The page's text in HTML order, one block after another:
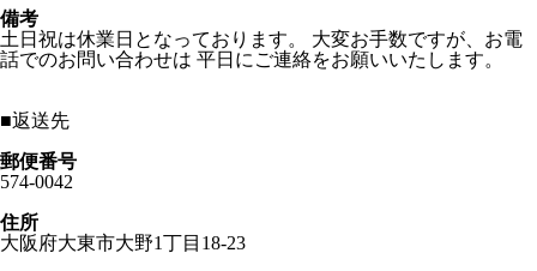
備考
土日祝は休業日となっております。 大変お手数ですが、お電
話でのお問い合わせは 平日にご連絡をお願いいたします。
■返送先
郵便番号
574-0042
住所
大阪府大東市大野1丁目18-23